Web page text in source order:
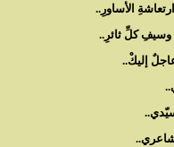
الأساورِ..
كلِّ ثائرِ..
إليكْ..